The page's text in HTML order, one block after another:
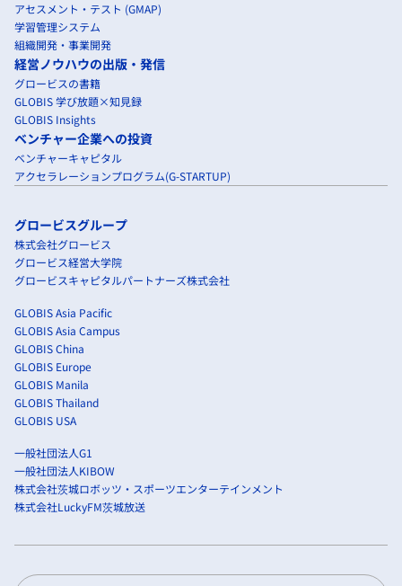
アセスメント・テスト (GMAP)
学習管理システム
組織開発・事業開発
経営ノウハウの出版・発信
グロービスの書籍
GLOBIS 学び放題×知見録
GLOBIS Insights
ベンチャー企業への投資
ベンチャーキャピタル
アクセラレーションプログラム(G-STARTUP)
グロービスグループ
株式会社グロービス
グロービス経営大学院
グロービスキャピタルパートナーズ株式会社
GLOBIS Asia Pacific
GLOBIS Asia Campus
GLOBIS China
GLOBIS Europe
GLOBIS Manila
GLOBIS Thailand
GLOBIS USA
一般社団法人G1
一般社団法人KIBOW
株式会社茨城ロボッツ・スポーツエンターテインメント
株式会社LuckyFM茨城放送